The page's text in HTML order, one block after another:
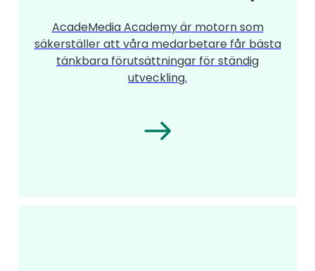
AcadeMedia Academy är motorn som
säkerställer att våra medarbetare får bästa
tänkbara förutsättningar för ständig
utveckling.